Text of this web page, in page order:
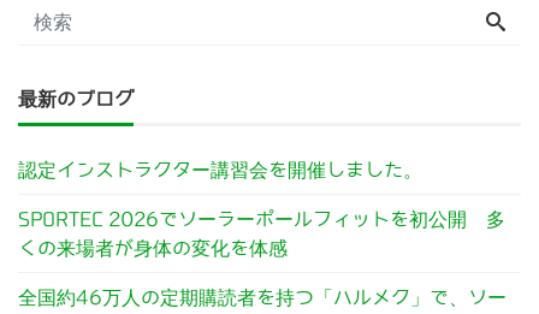
最新のブログ
認定インストラクター講習会を開催しました。
SPORTEC 2026でソーラーポールフィットを初公開 多
くの来場者が身体の変化を体感
全国約46万人の定期購読者を持つ「ハルメク」で、ソー